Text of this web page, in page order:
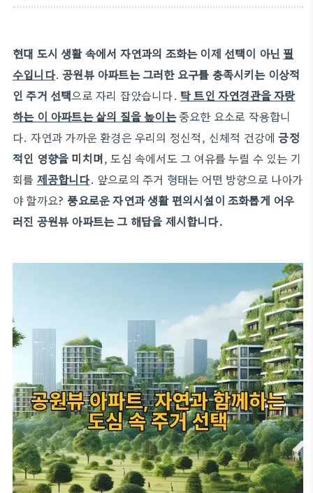
현대 도시 생활 속에서 자연과의 조화는 이제 선택이 아닌 필
수입니다.공원뷰 아파트는 그러한 요구를 충족시키는 이상적
인 주거 선택으로 자리 잡았습니다. 탁 트인 자연경관을 자랑
하는 이 아파트는 삶의 질을 높이는중요한 요소로 작용합니
다. 자연과 가까운 환경은 우리의 정신적, 신체적 건강에긍정
적인 영향을 미치며, 도심 속에서도 그 여유를 누릴 수 있는 기
회를 제공합니다. 앞으로의 주거 형태는 어떤 방향으로 나아가
야 할까요?풍요로운 자연과 생활 편의시설이 조화롭게 어우
러진 공원뷰 아파트는 그 해답을 제시합니다.